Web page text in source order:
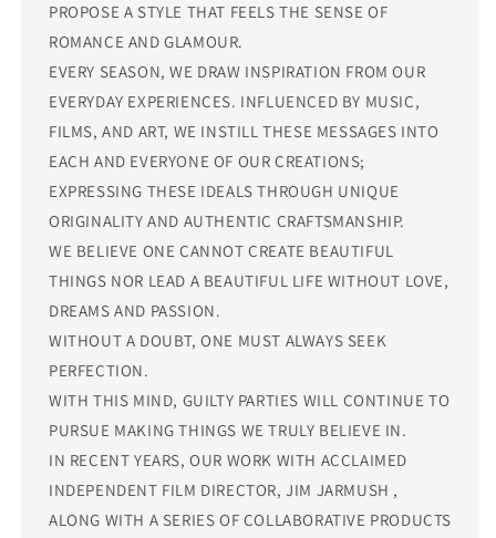
PROPOSE A STYLE THAT FEELS THE SENSE OF
ROMANCE AND GLAMOUR.
EVERY SEASON, WE DRAW INSPIRATION FROM OUR
EVERYDAY EXPERIENCES. INFLUENCED BY MUSIC,
FILMS, AND ART, WE INSTILL THESE MESSAGES INTO
EACH AND EVERYONE OF OUR CREATIONS;
EXPRESSING THESE IDEALS THROUGH UNIQUE
ORIGINALITY AND AUTHENTIC CRAFTSMANSHIP.
WE BELIEVE ONE CANNOT CREATE BEAUTIFUL
THINGS NOR LEAD A BEAUTIFUL LIFE WITHOUT LOVE,
DREAMS AND PASSION.
WITHOUT A DOUBT, ONE MUST ALWAYS SEEK
PERFECTION.
WITH THIS MIND, GUILTY PARTIES WILL CONTINUE TO
PURSUE MAKING THINGS WE TRULY BELIEVE IN.
IN RECENT YEARS, OUR WORK WITH ACCLAIMED
INDEPENDENT FILM DIRECTOR, JIM JARMUSH ,
ALONG WITH A SERIES OF COLLABORATIVE PRODUCTS